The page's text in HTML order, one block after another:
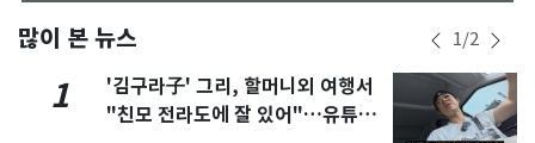
많이 본 뉴스 1/2
1
'김구라子' 그리, 할머니외 여행서
"친모 전라도에 잘 있어"…유튜브